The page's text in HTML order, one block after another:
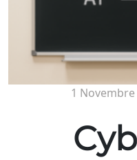
1 Novembre